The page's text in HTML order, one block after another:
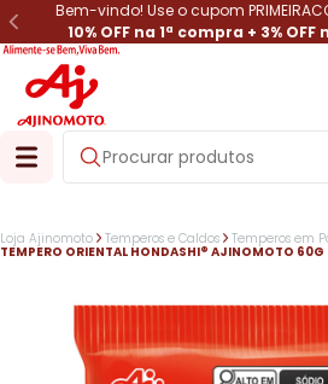
Bem-vindo! Use o cupom
10% OFF na 1ª compra + 3% OFF
Loja Ajinomoto Temperos e Caldos Temperos em
TEMPERO ORIENTAL HONDASHI® AJINOMOTO 60G